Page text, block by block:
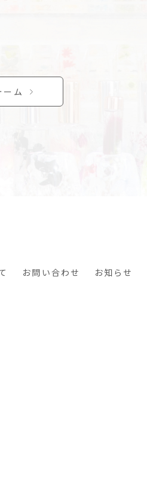
ム
お問い合わせ お知らせ